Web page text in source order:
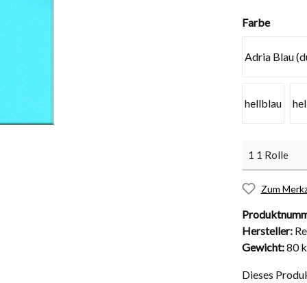
Rollabdeckungen
Überdachungen
Farbe
Adria Blau
hellblau
Zum
Hersteller:
Gewicht:80
Dieses